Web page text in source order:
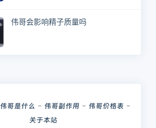
伟哥会影响精子质量吗
伟哥是什么 伟哥副作用
伟哥价格表
关于本站